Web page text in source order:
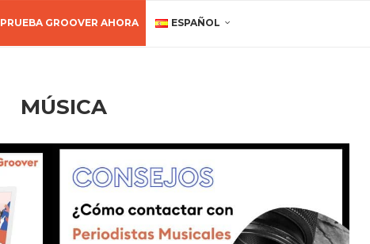
PRUEBA GROOVER AHORA ESPAÑOL
MÚSICA